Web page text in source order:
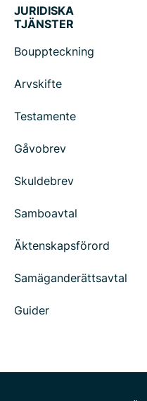
JURIDISKA
TJÄNSTER
Bouppteckning
Arvskifte
Testamente
Gåvobrev
Skuldebrev
Samboavtal
Äktenskapsförord
Samäganderättsavtal
Guider